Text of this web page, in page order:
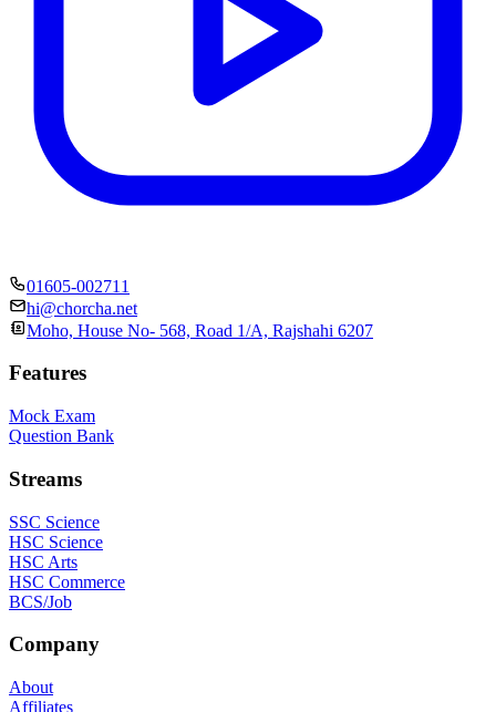
01605-002711
hi@chorcha.net
Moho, House No- 568, Road 1/A, Rajshahi 6207
Features
Mock Exam
Question Bank
Streams
SSC Science
HSC Science
HSC Arts
HSC Commerce
BCS/Job
Company
About
Affiliates